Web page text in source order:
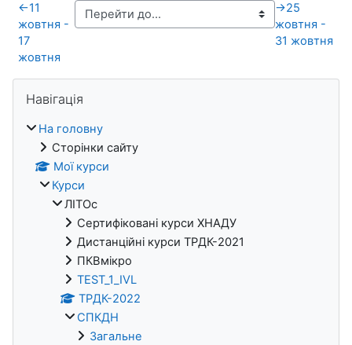
←11
жовтня -
17
жовтня
→25
жовтня -
31 жовтня
Навігація
На головну
Сторінки сайту
Мої курси
Курси
ЛІТОс
Сертифіковані курси ХНАДУ
Дистанційні курси ТРДК-2021
ПКВмікро
TEST_1_IVL
ТРДК-2022
СПКДН
Загальне